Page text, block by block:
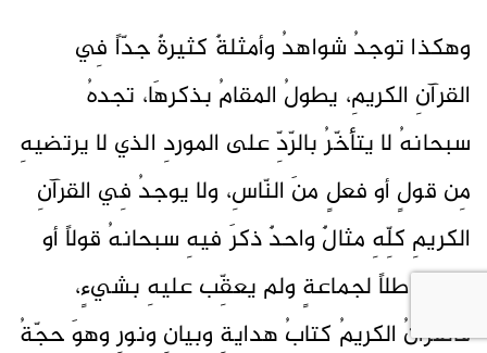
وهكذا توجدُ شواهدُ وأمثلةٌ كثيرةٌ جدّاً فِي
القرآنِ الكريمِ، يطولُ المقامُ بذكرهَا، تجدهُ
سبحانهُ لا يتأخّرُ بالرّدِّ على الموردِ الذي لا يرتضيهِ
مِن قولٍ أو فعلٍ منَ النّاسِ، ولا يوجدُ فِي القرآنِ
الكريمِ كلِّهِ مثالٌ واحدٌ ذكرَ فيهِ سبحانهُ قولاً أو
فعلاً باطلاً لجماعةٍ ولم يعقِّب عليهِ بشيءٍ،
فالقرآنُ الكريمُ كتابُ هدايةٍ وبيانٍ ونورٍ وهوَ حجّةُ